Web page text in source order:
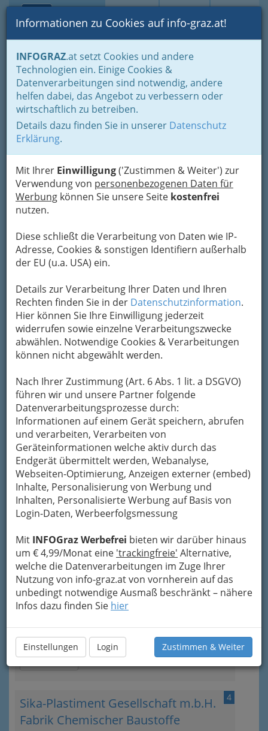
Suche Login Toggle
Informationen zu Cookies auf info-graz.at!
INFOGRAZ.at setzt Cookies und andere
Technologien ein. Einige Cookies &
Datenverarbeitungen sind notwendig, andere
helfen dabei, das Angebot zu verbessern oder
wirtschaftlich zu betreiben.
Details dazu finden Sie in unserer Datenschutz
Erklärung.
Mit Ihrer Einwilligung('Zustimmen & Weiter') zur
Verwendung von personenbezogenen Daten für
Werbung können Sie unsere Seite kostenfrei
nutzen.
Diese schließt die Verarbeitung von Daten wie IP-
Adresse, Cookies & sonstigen Identifiern außerhalb
der EU (u.a. USA) ein.
Details zur Verarbeitung Ihrer Daten und Ihren
Rechten finden Sie in der Datenschutzinformation.
Hier können Sie Ihre Einwilligung jederzeit
widerrufen sowie einzelne Verarbeitungszwecke
abwählen. Notwendige Cookies & Verarbeitungen
können nicht abgewählt werden.
Nach Ihrer Zustimmung (Art. 6 Abs. 1 lit. a DSGVO)
führen wir und unsere Partner folgende
Datenverarbeitungsprozesse durch:
Informationen auf einem Gerät speichern, abrufen
und verarbeiten, Verarbeiten von
Geräteinformationen welche aktiv durch das
Endgerät übermittelt werden, Webanalyse,
Webseiten-Optimierung, Anzeigen externer (embed)
Inhalte, Personalisierung von Werbung und
Inhalten, Personalisierte Werbung auf Basis von
Login-Daten, Werbeerfolgsmessung
Mit INFOGraz Werbefrei bieten wir darüber hinaus
um € 4,99/Monat eine 'trackingfreie' Alternative,
welche die Datenverarbeitungen im Zuge Ihrer
Nutzung von info-graz.at von vornherein auf das
unbedingt notwendige Ausmaß beschränkt – nähere
Infos dazu finden Sie hier
Einstellungen Login Zustimmen & Weiter
Home Branchen
Gewerbe, Handwerk, Banken
Gewerbe & Handwerk, Gliederung der WKO
Chemisches Gewerbe
Erzeugung chem.-techn. Produkte inkl. Farben- & Lackerzeuger
Erzeugung chem.-techn.
Produkte inkl. Farben- &
Lackerzeuger
Auf der Suche nach Farben, Lacken bzw. Lackfarben? Hier
haben wir Hersteller bzw. Erzeuger von chemisch technischen
Produkten für Sie aufgelistet!
Bezirksauswahl
Dr. Dieter Dreveny
Herrandgasse 7, 8010 Graz
+43 316 845 713
+43 316 324 198
Karte & Routenplaner
Eintrag ändern
Kategorien
2
Michael Friedrich Guem
Leitnergasse 18, 8010 Graz
+43 316 832 2740
+43 316 832 2746
E-Mail
Karte & Routenplaner
Eintrag ändern
Kategorien
3
Linde Gas GmbH
Südbahnstraße 60, 8020 Graz
+43 5 04273 - 0
+43 5 04273 - 1900
E-Mail
Karte & Routenplaner
Eintrag ändern
4
Sika-Plastiment Gesellschaft m.b.H.
Fabrik Chemischer Baustoffe